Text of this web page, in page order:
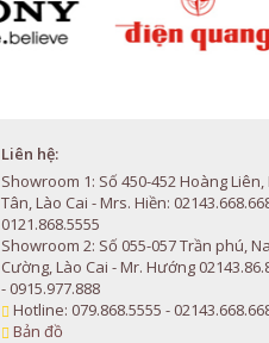
Liên hệ:
Showroom 1: Số 450-452 Hoàng Liên,
Tân, Lào Cai - Mrs. Hiền:
0121.868.5555
Showroom 2: Số 055-057 Trần phú,
Cường, Lào Cai - Mr. Hướng
- 0915.977.888
Hotline: 079.868.5555 -
Bản đồ